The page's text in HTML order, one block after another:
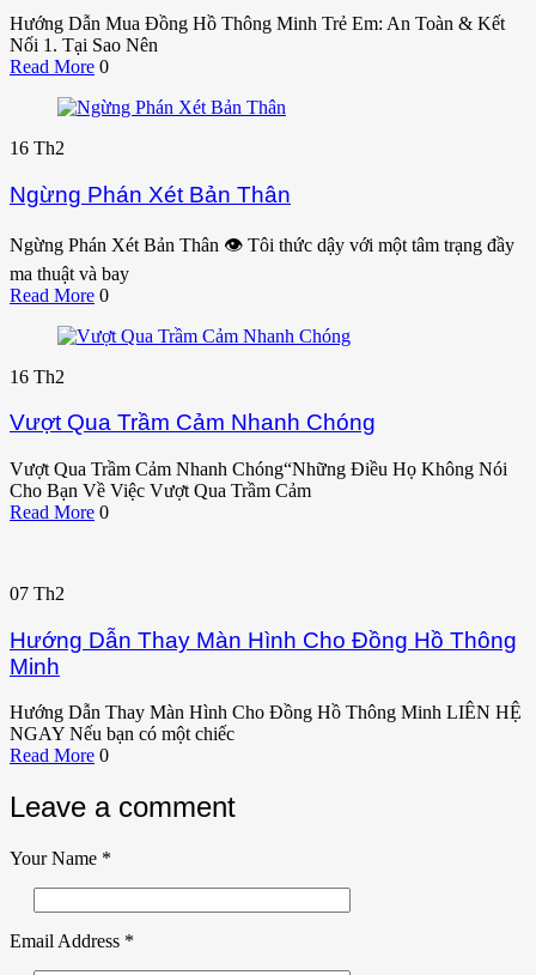
Hướng Dẫn Mua Đồng Hồ Thông Minh Trẻ Em: An Toàn & Kết
Nối 1. Tại Sao Nên
Read More 0
16 Th2
Ngừng Phán Xét Bản Thân
Ngừng Phán Xét Bản Thân 👁️ Tôi thức dậy với một tâm trạng đầy
ma thuật và bay
Read More 0
16 Th2
Vượt Qua Trầm Cảm Nhanh Chóng
Vượt Qua Trầm Cảm Nhanh Chóng“Những Điều Họ Không Nói
Cho Bạn Về Việc Vượt Qua Trầm Cảm
Read More 0
07 Th2
Hướng Dẫn Thay Màn Hình Cho Đồng Hồ Thông
Minh
Hướng Dẫn Thay Màn Hình Cho Đồng Hồ Thông Minh LIÊN HỆ
NGAY Nếu bạn có một chiếc
Read More 0
Leave a comment
Your Name *
Email Address *